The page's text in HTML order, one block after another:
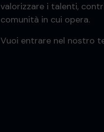
valorizzare i talenti,
comunità in cui opera.
Vuoi entrare nel nostro